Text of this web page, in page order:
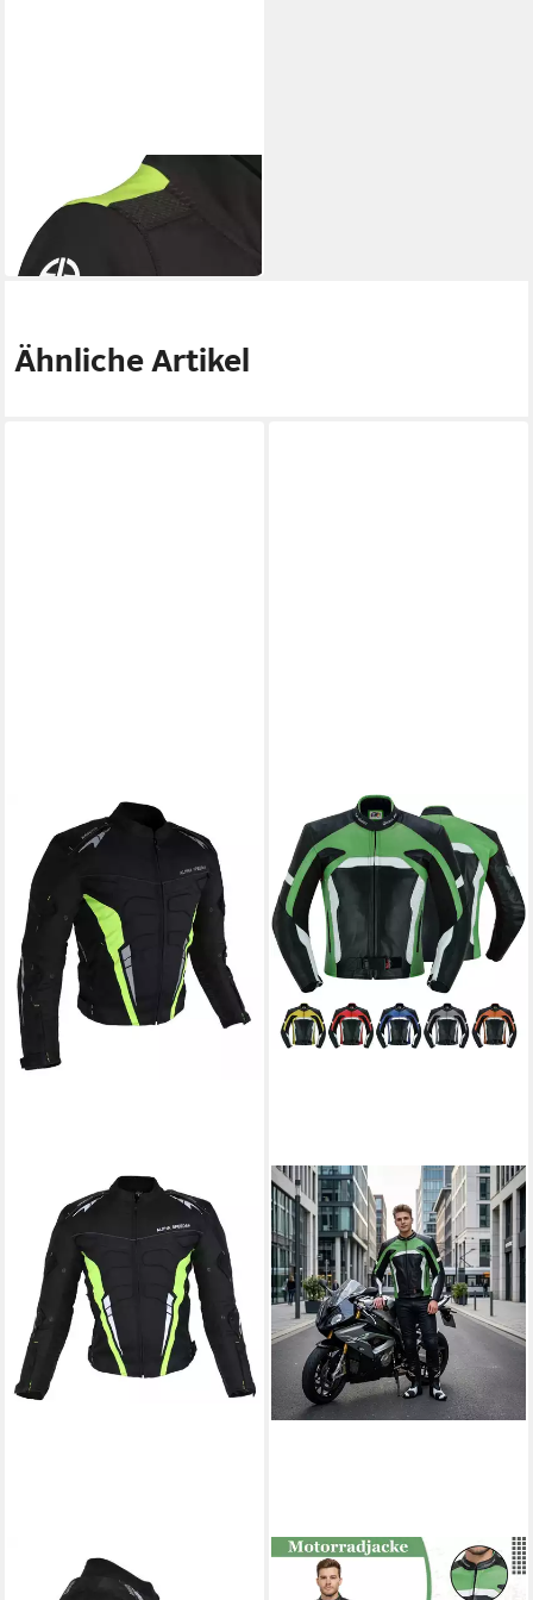
Sweatjacke Kawasaki Sports
Sweatshirt Jacke Herren
129,80 €
Ähnliche Artikel
ALPHA SPEEDS
Motorradjacke Herren Biker
GERMAN WEAR
Motorradjacke GW409J